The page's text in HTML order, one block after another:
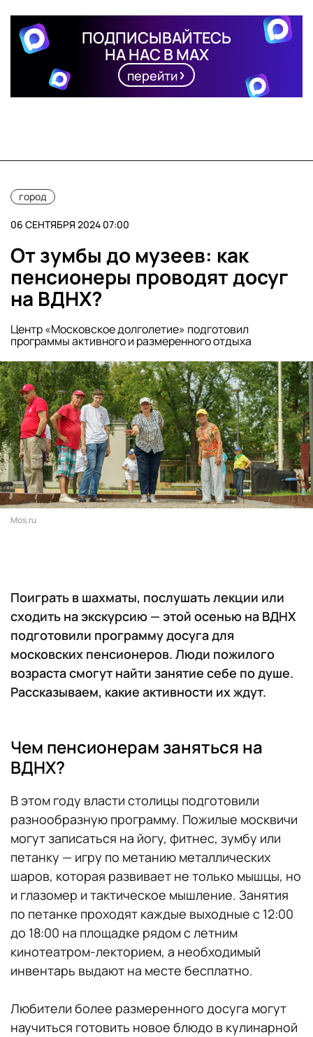
ПОДПИСЫВАЙТЕСЬ
НА НАС В MAX
перейти
город
06 СЕНТЯБРЯ 2024 07:00
От зумбы до музеев: как
пенсионеры проводят досуг
на ВДНХ?
Центр «Московское долголетие» подготовил
программы активного и размеренного отдыха
Mos.ru
Поиграть в шахматы, послушать лекции или
сходить на экскурсию — этой осенью на ВДНХ
подготовили программу досуга для
московских пенсионеров. Люди пожилого
возраста смогут найти занятие себе по душе.
Рассказываем, какие активности их ждут.
Чем пенсионерам заняться на
ВДНХ?
В этом году власти столицы подготовили
разнообразную программу. Пожилые москвичи
могут записаться на йогу, фитнес, зумбу или
петанку — игру по метанию металлических
шаров, которая развивает не только мышцы, но
и глазомер и тактическое мышление. Занятия
по петанке проходят каждые выходные с 12:00
до 18:00 на площадке рядом с летним
кинотеатром-лекторием, а необходимый
инвентарь выдают на месте бесплатно.
Любители более размеренного досуга могут
научиться готовить новое блюдо в кулинарной